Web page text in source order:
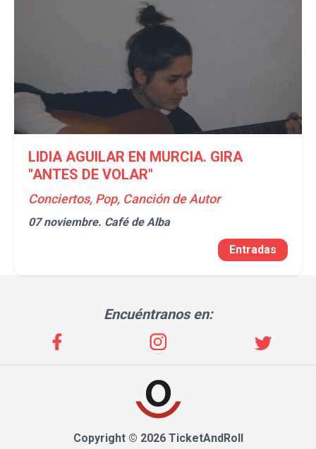
LIDIA AGUILAR EN MURCIA. GIRA
"ANTES DE VOLAR"
Conciertos, Pop, Canción de Autor
07 noviembre. Café de Alba
Entradas
Encuéntranos en:
Copyright © 2026 TicketAndRoll